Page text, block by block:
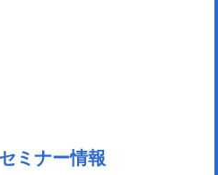
ミナー情報